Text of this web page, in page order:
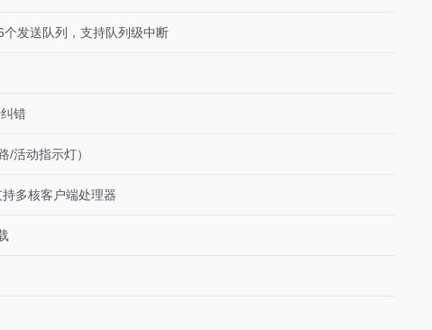
发送队列，支持队列级中断
错
/活动指示灯）
多核客户端处理器